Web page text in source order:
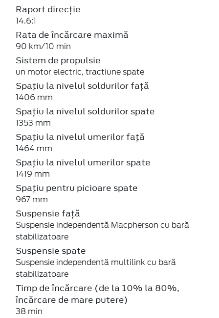
Raport direcție
14.6:1
Rata de încărcare maximă
90 km/10 min
Sistem de propulsie
un motor electric, tractiune spate
Spațiu la nivelul soldurilor față
1406 mm
Spațiu la nivelul soldurilor spate
1353 mm
Spațiu la nivelul umerilor față
1464 mm
Spațiu la nivelul umerilor spate
1419 mm
Spațiu pentru picioare spate
967 mm
Suspensie față
Suspensie independentă Macpherson cu bară
stabilizatoare
Suspensie spate
Suspensie independentă multilink cu bară
stabilizatoare
Timp de încărcare (de la 10% la 80%,
încărcare de mare putere)
38 min